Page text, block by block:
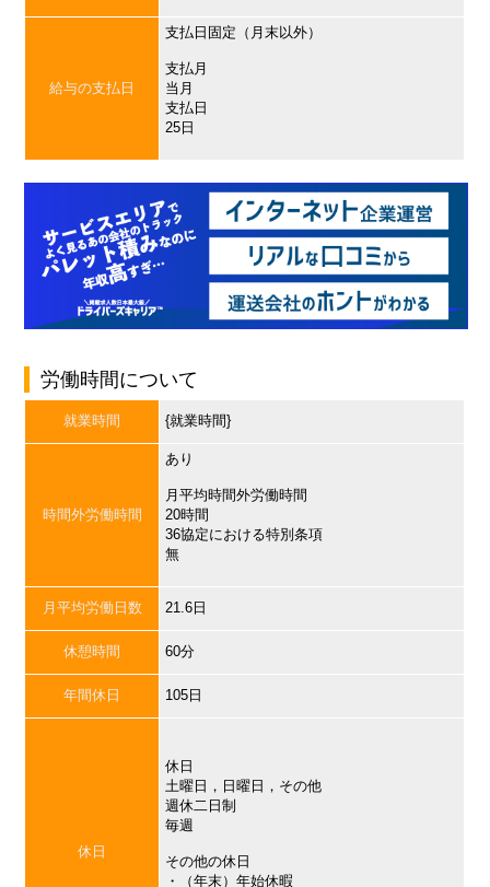
給与の支払日
支払日固定（月末以外）
支払月
当月
支払日
25日
労働時間について
就業時間 {就業時間}
時間外労働時間
あり
月平均時間外労働時間
20時間
36協定における特別条項
無
月平均労働日数 21.6日
休憩時間 60分
年間休日 105日
休日
休日
土曜日，日曜日，その他
週休二日制
毎週
その他の休日
・（年末）年始休暇